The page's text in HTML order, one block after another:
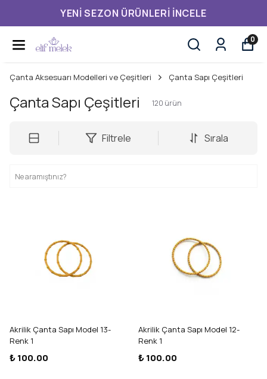
3.500,00 TL ÜZERI ÜCRETSIZ KARGO
0
Çanta Aksesuarı Modelleri ve Çeşitleri Çanta Sapı Çeşitleri
Çanta Sapı Çeşitleri 120 ürün
Filtrele Sırala
Akrilik Çanta Sapı Model 13-
Renk 1
₺ 100.00
Akrilik Çanta Sapı Model 12-
Renk 1
₺ 100.00